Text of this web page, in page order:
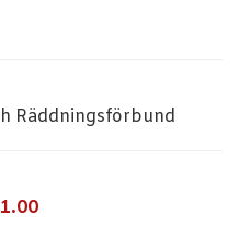
Räddningsförbund